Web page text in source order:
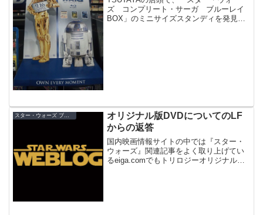
ズ コンプリート・サーガ ブルーレイ
BOX」のミニサイズスタンディを発見。
オリジナル版DVDについてのLF
からの返答
国内映画情報サイトの中では『スター・
ウォーズ』関連記事をよく取り上げてい
るeiga.comでもトリロジーオリジナル版